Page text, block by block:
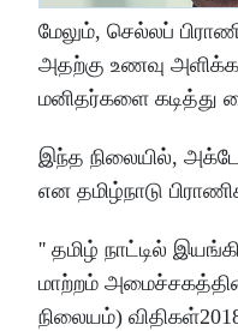
மேலும், செல்லப்
அதற்கு உணவு அளிக்க
மனிதர்களை கடித்து
இந்த நிலையில்,
என தமிழ்நாடு
'' தமிழ் நாட்டில்
மாற்றம்
நிலையம்)